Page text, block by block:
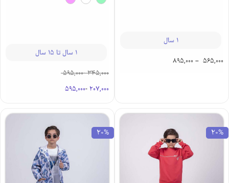
1 سال
565,000
–
895,000
1 سال تا 15 سال
345,000
-
595,000
207,000
-
595,000
20%
20%